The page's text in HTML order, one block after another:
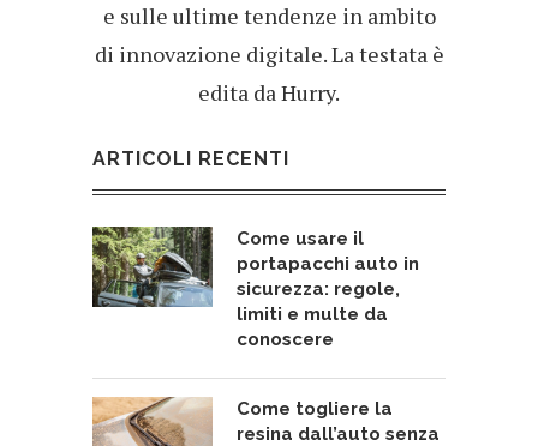
e sulle ultime tendenze in ambito
di innovazione digitale. La testata è
edita da Hurry.
ARTICOLI RECENTI
Come usare il
portapacchi auto in
sicurezza: regole,
limiti e multe da
conoscere
Come togliere la
resina dall’auto senza